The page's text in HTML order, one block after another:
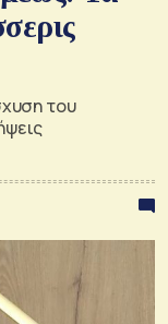
του